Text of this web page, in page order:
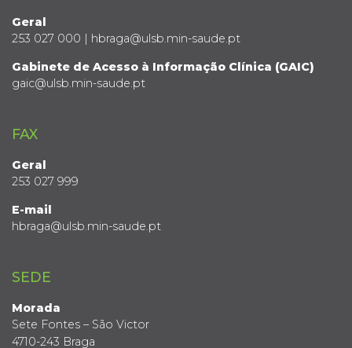
Geral
253 027 000 | hbraga@ulsb.min-saude.pt
Gabinete de Acesso à Informação Clínica (GAIC)
gaic@ulsb.min-saude.pt
FAX
Geral
253 027 999
E-mail
hbraga@ulsb.min-saude.pt
SEDE
Morada
Sete Fontes – São Victor
4710-243 Braga